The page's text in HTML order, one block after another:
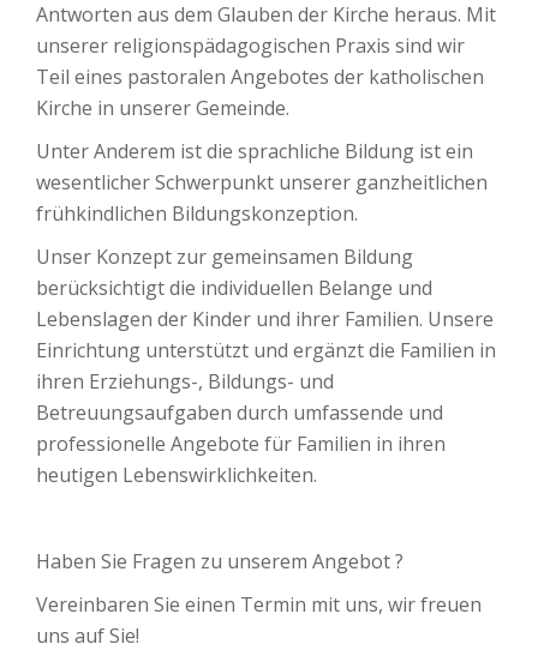
Antworten aus dem Glauben der Kirche heraus. Mit
unserer religionspädagogischen Praxis sind wir
Teil eines pastoralen Angebotes der katholischen
Kirche in unserer Gemeinde.
Unter Anderem ist die sprachliche Bildung ist ein
wesentlicher Schwerpunkt unserer ganzheitlichen
frühkindlichen Bildungskonzeption.
Unser Konzept zur gemeinsamen Bildung
berücksichtigt die individuellen Belange und
Lebenslagen der Kinder und ihrer Familien. Unsere
Einrichtung unterstützt und ergänzt die Familien in
ihren Erziehungs-, Bildungs- und
Betreuungsaufgaben durch umfassende und
professionelle Angebote für Familien in ihren
heutigen Lebenswirklichkeiten.
Haben Sie Fragen zu unserem Angebot ?
Vereinbaren Sie einen Termin mit uns, wir freuen
uns auf Sie!